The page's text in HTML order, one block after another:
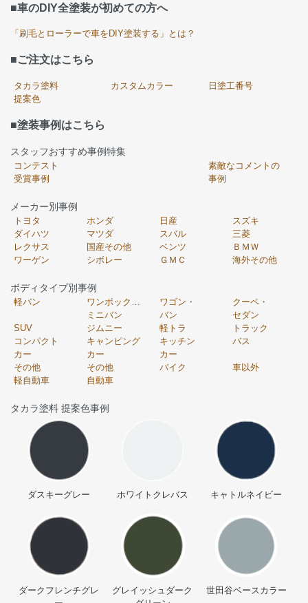
■車のDIY全塗装が初めての方へ
「刷毛とローラーで車をDIY塗装する」とは？
■ご注文はこちら
タカラ塗料
提案色
カスタムカラー 日塗工番号
■塗装事例はこちら
スタッフおすすめ事例特集
コンテスト
受賞事例
素敵なコメントの
事例
メーカー別事例
トヨタ ホンダ 日産
スズキ
ダイハツ
マツダ スバル
三菱
レクサス
国産その他 ベンツ
ＢＭＷ
ワーゲン
シボレー ＧＭＣ 海外その他
ボディタイプ別事例
軽バン
ミニバン
ワゴン・
バン
クーペ・
セダン
SUV
ジムニー 軽トラ
トラック
コンパクト
カー
キャンピング
カー
キッチン
カー
バス
その他
軽自動車
その他
自動車
バイク 車以外
タカラ塗料 提案色事例
ダスキーグレー ホワイトクレバス キャトルネイビー
ダークフレンチグレ
グレイッシュダーク
世田谷ベースカラー